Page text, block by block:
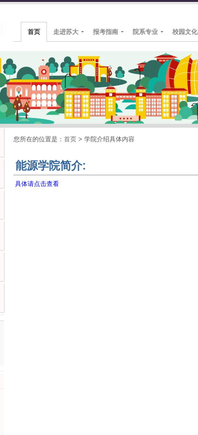
首页 走进苏大 报考指南 院系专业 校园文化
您所在的位置是： 首页 > 学院介绍具体内容
能源学院简介:
具体请点击查看